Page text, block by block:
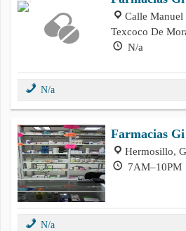
Calle Manuel
Texcoco De
N/a
N/a
Farmacias Gi
Hermosillo,
7AM–10PM
N/a